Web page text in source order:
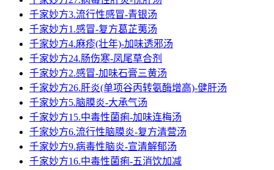
千家妙方3.流行性感冒-青银汤
千家妙方1.感冒-复方葛芷荑汤
千家妙方4.麻疹(壮年)-加味透邪汤
千家妙方24.肠伤寒-凤尾草合剂
千家妙方2.感冒-加味石膏三黄汤
千家妙方26.肝炎(单项谷丙转氨酶增高)-健肝汤
千家妙方5.脑膜炎-大承气汤
千家妙方15.中毒性菌痢-加味连梅汤
千家妙方6.流行性脑膜炎-复方清营汤
千家妙方9.病毒性脑炎-宣清解郁汤
千家妙方16.中毒性菌痢-五消饮加减